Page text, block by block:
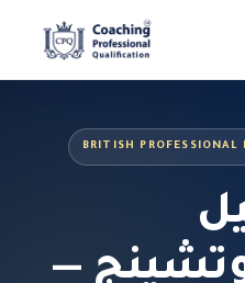
BRITISH PROFESSIONAL
—